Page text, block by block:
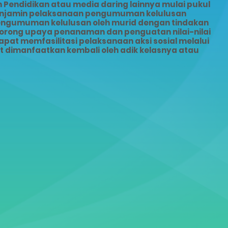
atau media daring lainnya mulai pukul
pelaksanaan pengumuman kelulusan
kelulusan oleh murid dengan tindakan
upaya penanaman dan penguatan nilai-nilai
memfasilitasi pelaksanaan aksi sosial melalui
kembali oleh adik kelasnya atau